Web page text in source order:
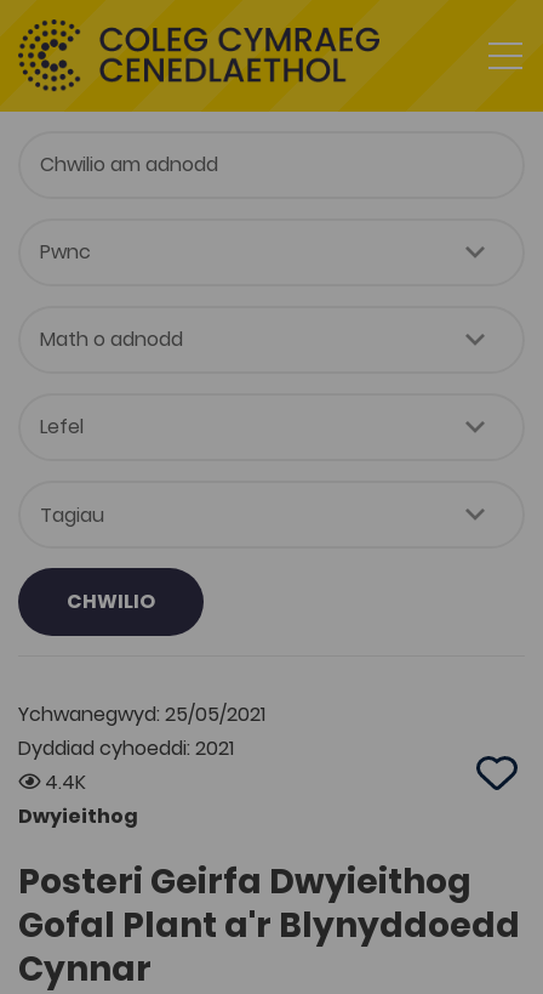
CHWILIO
Ychwanegwyd: 25/05/2021
Dyddiad cyhoeddi: 2021
4.4K
Dwyieithog
Add
Posteri Geirfa Dwyieithog
Gofal Plant a'r Blynyddoedd
Cynnar